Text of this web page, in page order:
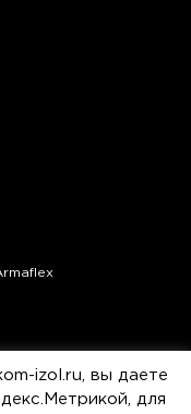
данныхizol.ru, вы даете
для